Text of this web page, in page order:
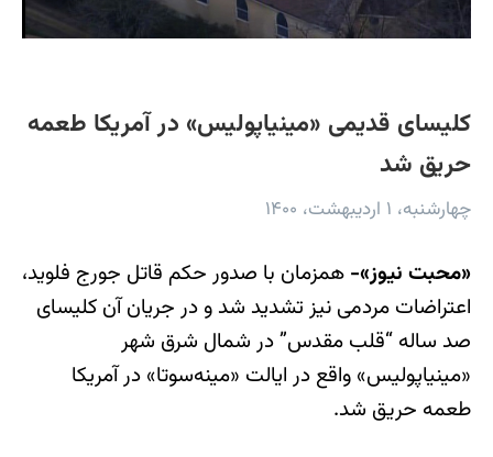
کلیسای قدیمی «مینیاپولیس» در آمریکا طعمه
حریق شد
چهارشنبه، ۱ اردیبهشت، ۱۴۰۰
«محبت نیوز»- همزمان با صدور حکم قاتل جورج فلوید،
اعتراضات مردمی نیز تشدید شد و در جریان آن کلیسای
صد ساله “قلب مقدس” در شمال شرق شهر
«مینیاپولیس» واقع در ایالت «مینه‌سوتا» در آمریکا
طعمه حریق شد.